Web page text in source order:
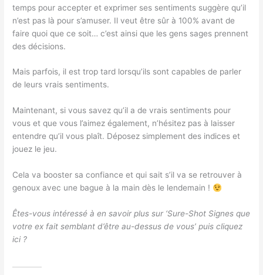
temps pour accepter et exprimer ses sentiments suggère qu’il
n’est pas là pour s’amuser. Il veut être sûr à 100% avant de
faire quoi que ce soit… c’est ainsi que les gens sages prennent
des décisions.
Mais parfois, il est trop tard lorsqu’ils sont capables de parler
de leurs vrais sentiments.
Maintenant, si vous savez qu’il a de vrais sentiments pour
vous et que vous l’aimez également, n’hésitez pas à laisser
entendre qu’il vous plaît. Déposez simplement des indices et
jouez le jeu.
Cela va booster sa confiance et qui sait s’il va se retrouver à
genoux avec une bague à la main dès le lendemain !
Êtes-vous intéressé à en savoir plus sur ‘Sure-Shot Signes que
votre ex fait semblant d’être au-dessus de vous’ puis cliquez
ici ?